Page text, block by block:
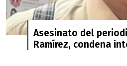
Asesinato del
Ramírez, condena